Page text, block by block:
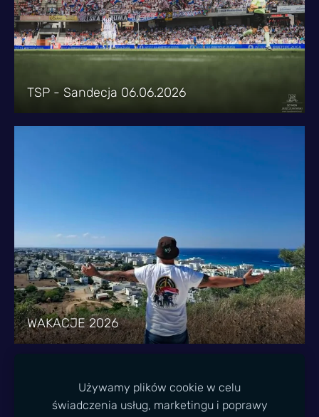
TSP - Sandecja 06.06.2026
WAKACJE 2026
PLIKI COOKIE
Używamy plików cookie w celu
świadczenia usług, marketingu i poprawy